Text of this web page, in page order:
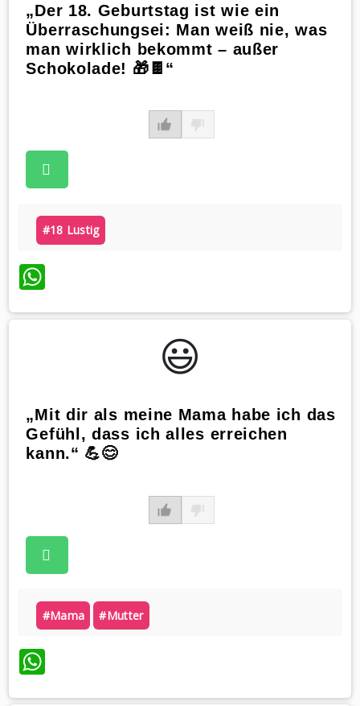
„Der 18. Geburtstag ist wie ein
Überraschungsei: Man weiß nie, was
man wirklich bekommt – außer
Schokolade! 🎁🍫“
#18 Lustig
WhatsApp
😃️
„Mit dir als meine Mama habe ich das
Gefühl, dass ich alles erreichen
kann.“ 💪😊
#mama #mutter
WhatsApp